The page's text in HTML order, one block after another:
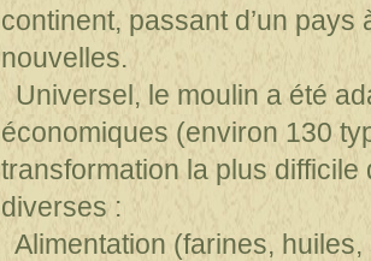
continent, passant d’un pays
nouvelles.
Universel, le moulin a été
économiques (environ 130
transformation la plus
diverses :
Alimentation (farines,